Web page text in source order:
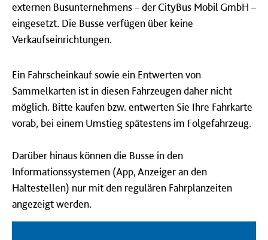
externen Busunternehmens – der CityBus Mobil GmbH –
eingesetzt. Die Busse verfügen über keine
Verkaufseinrichtungen.
Ein Fahrscheinkauf sowie ein Entwerten von
Sammelkarten ist in diesen Fahrzeugen daher nicht
möglich. Bitte kaufen bzw. entwerten Sie Ihre Fahrkarte
vorab, bei einem Umstieg spätestens im Folgefahrzeug.
Darüber hinaus können die Busse in den
Informationssystemen (App, Anzeiger an den
Haltestellen) nur mit den regulären Fahrplanzeiten
angezeigt werden.